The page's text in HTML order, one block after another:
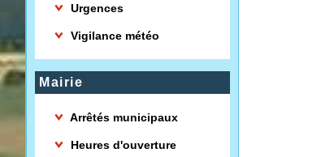
Urgences
Vigilance météo
Mairie
Arrêtés municipaux
Heures d'ouverture